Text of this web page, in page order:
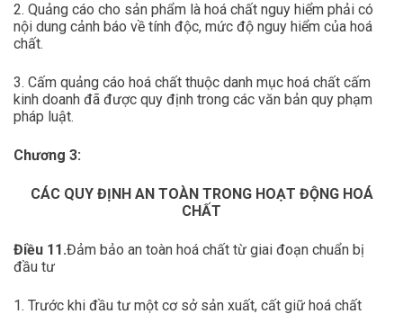
2. Quảng cáo cho sản phẩm là hoá chất nguy hiểm phải có
nội dung cảnh báo về tính độc, mức độ nguy hiểm của hoá
chất.
3. Cấm quảng cáo hoá chất thuộc danh mục hoá chất cấm
kinh doanh đã được quy định trong các văn bản quy phạm
pháp luật.
Chương 3:
CÁC QUY ĐỊNH AN TOÀN TRONG HOẠT ĐỘNG HOÁ
CHẤT
Điều 11.Đảm bảo an toàn hoá chất từ giai đoạn chuẩn bị
đầu tư
1. Trước khi đầu tư một cơ sở sản xuất, cất giữ hoá chất